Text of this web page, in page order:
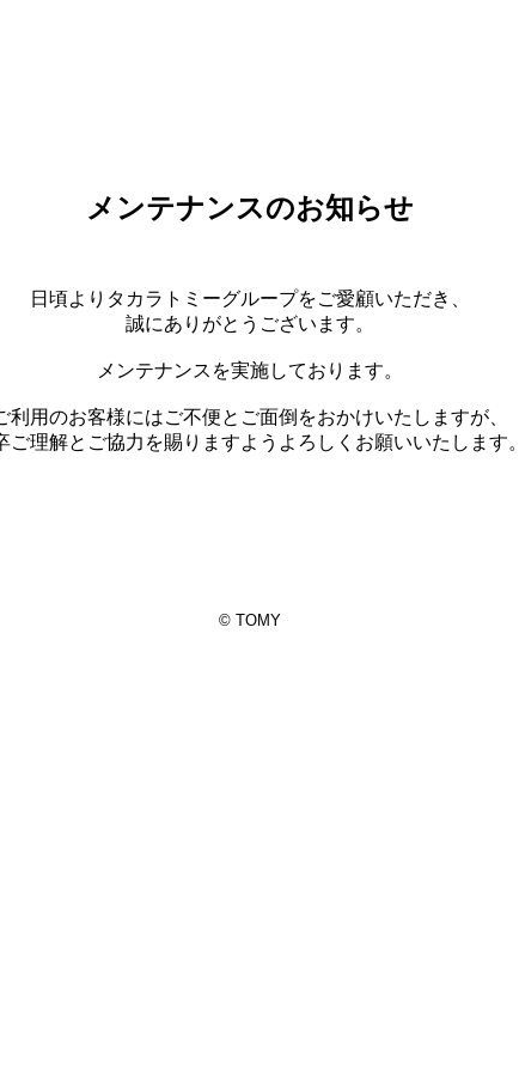
メンテナンスのお知らせ
日頃よりタカラトミーグループをご愛顧いただき、
誠にありがとうございます。
メンテナンスを実施しております。
利用のお客様にはご不便とご面倒をおかけいたしますが、
ご理解とご協力を賜りますようよろしくお願いいたします。
© TOMY